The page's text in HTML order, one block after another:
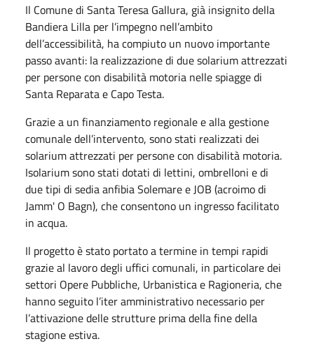
Il Comune di Santa Teresa Gallura, già insignito della
Bandiera Lilla per l’impegno nell’ambito
dell’accessibilità, ha compiuto un nuovo importante
passo avanti: la realizzazione di due solarium attrezzati
per persone con disabilità motoria nelle spiagge di
Santa Reparata e Capo Testa.
Grazie a un finanziamento regionale e alla gestione
comunale dell’intervento, sono stati realizzati dei
solarium attrezzati per persone con disabilità motoria.
Isolarium sono stati dotati di lettini, ombrelloni e di
due tipi di sedia anfibia Solemare e JOB (acroimo di
Jamm' O Bagn), che consentono un ingresso facilitato
in acqua.
Il progetto è stato portato a termine in tempi rapidi
grazie al lavoro degli uffici comunali, in particolare dei
settori Opere Pubbliche, Urbanistica e Ragioneria, che
hanno seguito l’iter amministrativo necessario per
l’attivazione delle strutture prima della fine della
stagione estiva.